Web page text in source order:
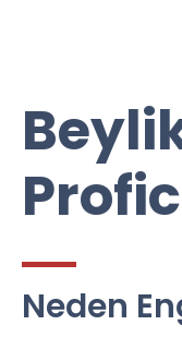
Neden